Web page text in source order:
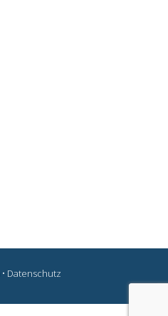
• Datenschutz